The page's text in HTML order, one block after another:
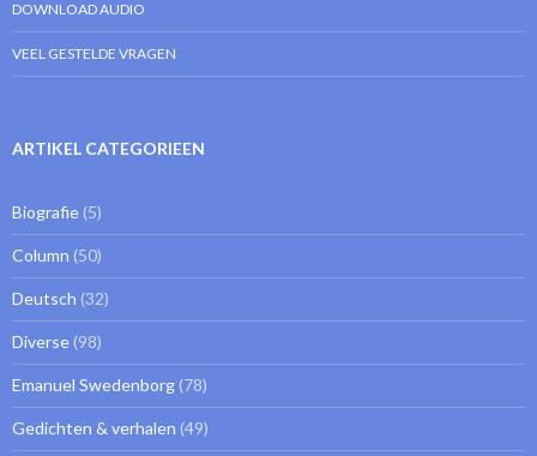
DOWNLOAD AUDIO
VEEL GESTELDE VRAGEN
ARTIKEL CATEGORIEEN
Biografie (5)
Column (50)
Deutsch (32)
Diverse (98)
Emanuel Swedenborg (78)
Gedichten & verhalen (49)